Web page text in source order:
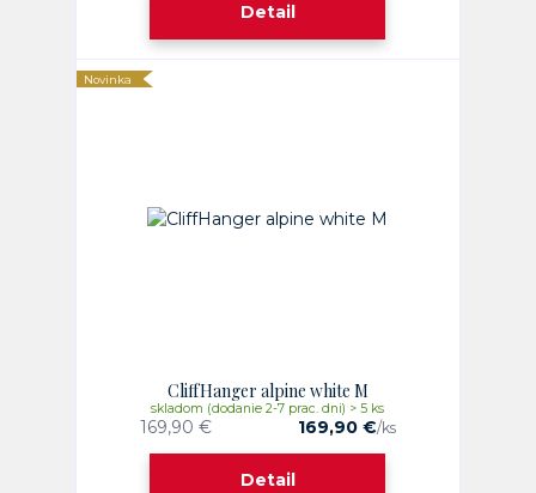
Detail
Novinka
CliffHanger alpine white M
169,90 € 169,90 €/ks
skladom (dodanie 2-7 prac. dni) > 5 ks
Detail